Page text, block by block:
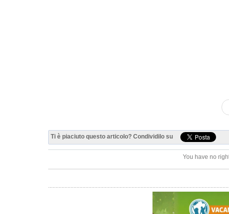
Ti è piaciuto questo articolo? Condividilo su
You have no